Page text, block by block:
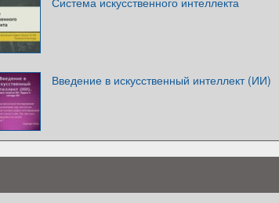
Введение в искусственный интеллект (ИИ)